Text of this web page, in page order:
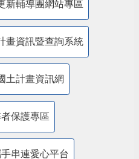
新輔導團網站專區
畫資訊暨查詢系統
土計畫資訊網
保護專區
串連愛心平台